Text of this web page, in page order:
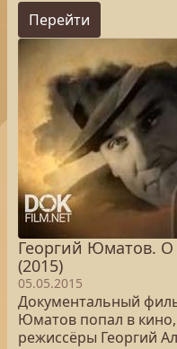
Перейти
Георгий Юматов.
(2015)
05.05.2015
Документальный
Юматов попал в
режиссёры Георгий